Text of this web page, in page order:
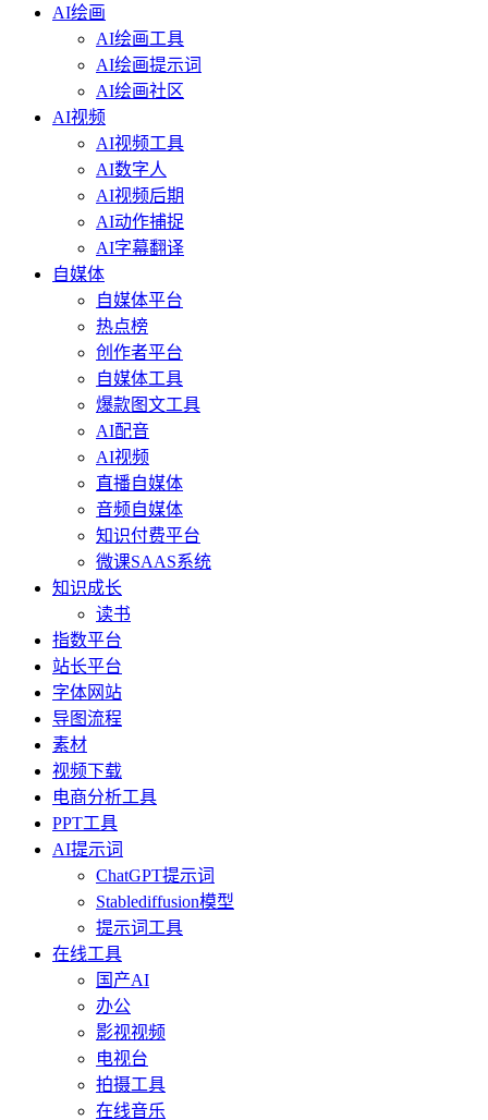
AI绘画
AI绘画工具
AI绘画提示词
AI绘画社区
AI视频
AI视频工具
AI数字人
AI视频后期
AI动作捕捉
AI字幕翻译
自媒体
自媒体平台
热点榜
创作者平台
自媒体工具
爆款图文工具
AI配音
AI视频
直播自媒体
音频自媒体
知识付费平台
微课SAAS系统
知识成长
读书
指数平台
站长平台
字体网站
导图流程
素材
视频下载
电商分析工具
PPT工具
AI提示词
ChatGPT提示词
Stablediffusion模型
提示词工具
在线工具
国产AI
办公
影视视频
电视台
拍摄工具
在线音乐